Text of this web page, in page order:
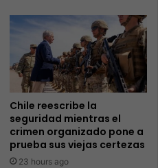
Chile reescribe la
seguridad mientras el
crimen organizado pone a
prueba sus viejas certezas
23 hours ago